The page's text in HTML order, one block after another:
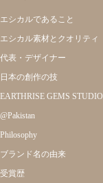
エシカルであること
エシカル素材とクオリティ
代表・デザイナー
日本の創作の技
EARTHRISE GEMS STUDIO
@Pakistan
Philosophy
ブランド名の由来
受賞歴